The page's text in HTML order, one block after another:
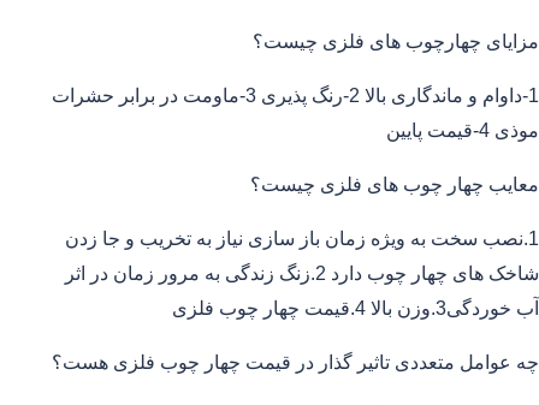
مزایای چهارچوب های فلزی چیست؟
1-داوام و ماندگاری بالا 2-رنگ پذیری 3-ماومت در برابر حشرات
موذی 4-قیمت پایین
معایب چهار چوب های فلزی چیست؟
1.نصب سخت به ویژه زمان باز سازی نیاز به تخریب و جا زدن
شاخک های چهار چوب دارد 2.زنگ زندگی به مرور زمان در اثر
آب خوردگی3.وزن بالا 4.قیمت چهار چوب فلزی
چه عوامل متعددی تاثیر گذار در قیمت چهار چوب فلزی هست؟